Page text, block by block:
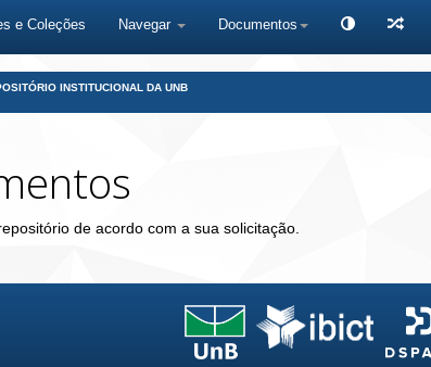
e Coleções Navegar Documentos
INSTITUCIONAL DA UNB
de acordo com a sua solicitação.